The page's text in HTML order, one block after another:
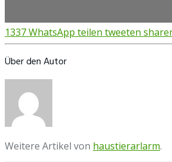
1337WhatsApp teilen tweeten
Über den Autor
Weitere Artikel von haustierarlarm.